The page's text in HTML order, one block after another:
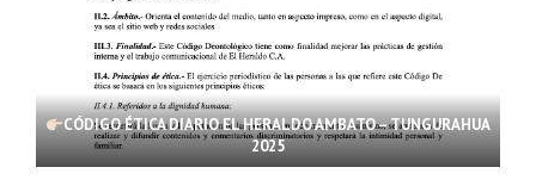
CÓDIGO ÉTICA DIARIO EL HERALDO AMBATO – TUNGURAHUA
2025